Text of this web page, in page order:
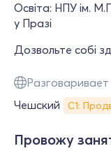
Освіта: НПУ ім.
у Празі
Дозвольте собі
Разговаривает
Чешский С1:
Провожу